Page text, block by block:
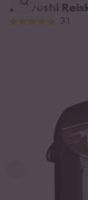
finden ...
Zojirushi
31